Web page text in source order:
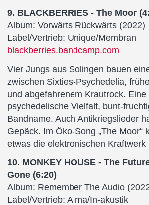
9. BLACKBERRIES - The Moor
Album: Vorwärts Rückwärts (2022)
Label/Vertrieb: Unique/Membran
blackberries.bandcamp.com
Vier Jungs aus Solingen bauen
zwischen Sixties-Psychedelia,
und abgefahrenem Krautrock.
psychedelische Vielfalt, bunt-
Bandname. Auch Antikriegslieder
Gepäck. Im Öko-Song „The Moor“
etwas die elektronischen Kraftwerk
10. MONKEY HOUSE - The
Gone (6:20)
Album: Remember The Audio
Label/Vertrieb: Alma/In-akustik